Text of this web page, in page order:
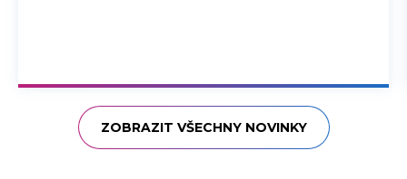
ZOBRAZIT VŠECHNY NOVINKY